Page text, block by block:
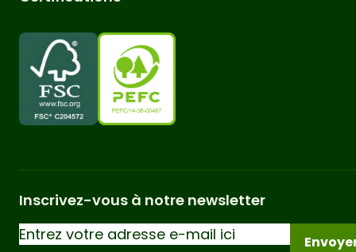
lamellé-collé minimisent au maximum
ces comportements.
Vous pouvez couvrir le toit de ce
carport pour voiture avec une solution
telle qu’une bâche, un auvent
espace ombragé et protégé du vent et
de la pluie. Pour une stabilité correcte
de ce carport pour voiture, il est
essentiel dele fixer correctement au
Inscrivez-vous à notre newsletter